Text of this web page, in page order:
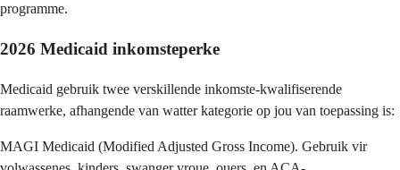
programme.
2026 Medicaid inkomsteperke
Medicaid gebruik twee verskillende inkomste-kwalifiserende
raamwerke, afhangende van watter kategorie op jou van toepassing is:
MAGI Medicaid (Modified Adjusted Gross Income). Gebruik vir